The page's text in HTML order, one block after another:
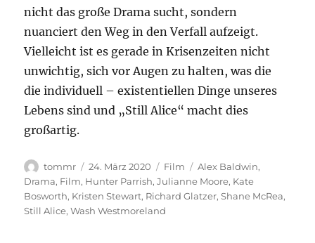
nicht das große Drama sucht, sondern
nuanciert den Weg in den Verfall aufzeigt.
Vielleicht ist es gerade in Krisenzeiten nicht
unwichtig, sich vor Augen zu halten, was die
die individuell – existentiellen Dinge unseres
Lebens sind und „Still Alice“ macht dies
großartig.
Autor
tommr
Veröffentlicht
am
24. März 2020 Kategorien
Film Schlagwörter
Alex Baldwin,
Drama, Film, Hunter Parrish,Julianne Moore, Kate
Bosworth, Kristen Stewart, Richard Glatzer,Shane McRea,
Still Alice,Wash Westmoreland